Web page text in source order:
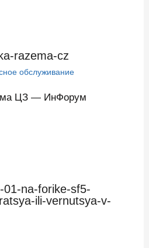
razema-cz
обслуживание
ЦЗ — ИнФорум
01-na-forike-sf5-
ili-vernutsya-v-